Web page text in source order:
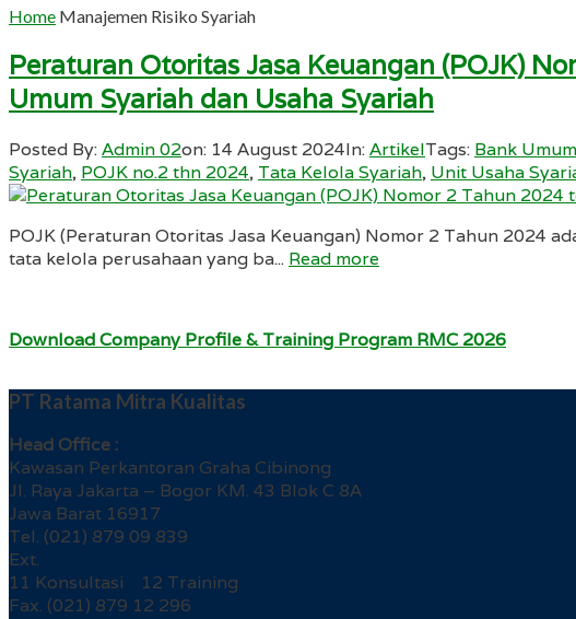
Home Manajemen Risiko Syariah
Peraturan Otoritas Jasa Keuangan (POJK)
Umum Syariah dan Usaha Syariah
Posted By:Admin 02on: 14 August 2024In:ArtikelTags: Bank
Syariah, POJK no.2 thn 2024, Tata Kelola Syariah, Unit Usaha
POJK (Peraturan Otoritas Jasa Keuangan) Nomor 2 Tahun 2024
tata kelola perusahaan yang ba... Read more
Download Company Profile & Training Program RMC 2026
PT Ratama Mitra Kualitas
Head Office :
Kawasan Perkantoran Graha Cibinong
Jl. Raya Jakarta – Bogor KM. 43 Blok C 8A
Jawa Barat 16917
Tel. (021) 879 09 839
Ext.
11 Konsultasi 12 Training
Fax. (021) 879 12 296